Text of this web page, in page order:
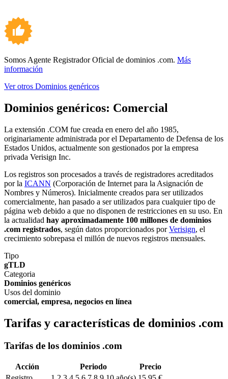
Somos Agente Registrador Oficial de dominios .com. Más
información
Ver otros Dominios genéricos
Dominios genéricos: Comercial
La extensión .COM fue creada en enero del año 1985,
originariamente administrada por el Departamento de Defensa de los
Estados Unidos, actualmente son gestionados por la empresa
privada Verisign Inc.
Los registros son procesados a través de registradores acreditados
por la ICANN (Corporación de Internet para la Asignación de
Nombres y Números). Inicialmente creados para ser utilizados
comercialmente, han pasado a ser utilizados para cualquier tipo de
página web debido a que no disponen de restricciones en su uso. En
la actualidad hay aproximadamente 100 millones de dominios
.com registrados, según datos proporcionados porVerisign, el
crecimiento sobrepasa el millón de nuevos registros mensuales.
Tipo
gTLD
Categoria
Dominios genéricos
Usos del dominio
comercial, empresa, negocios en línea
Tarifas y características de dominios .com
Tarifas de los dominios .com
Acción Periodo
Precio